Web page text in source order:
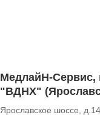
МедлайН-Сервис,
"ВДНХ"
Ярославское шоссе,